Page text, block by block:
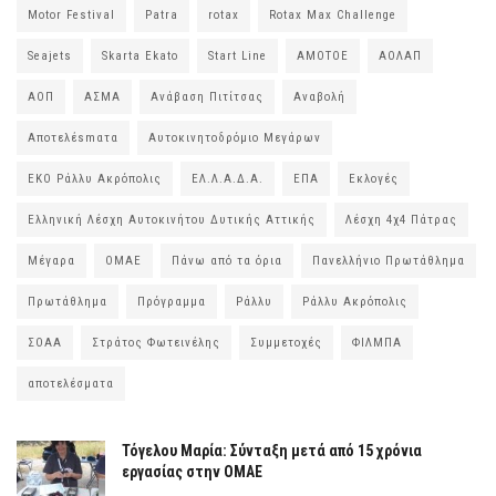
Motor Festival Patra rotax Rotax Max Challenge
Seajets Skarta Ekato Start Line ΑΜΟΤΟΕ ΑΟΛΑΠ
ΑΟΠ ΑΣΜΑ Ανάβαση Πιτίτσας Αναβολή
Αποτελέsmατα Αυτοκινητοδρόμιο Μεγάρων
ΕΚΟ Ράλλυ Ακρόπολις ΕΛ.Λ.Α.Δ.Α. ΕΠΑ Εκλογές
Ελληνική Λέσχη Αυτοκινήτου Δυτικής Αττικής Λέσχη 4χ4 Πάτρας
Μέγαρα ΟΜΑΕ Πάνω από τα όρια Πανελλήνιο Πρωτάθλημα
Πρωτάθλημα Πρόγραμμα Ράλλυ Ράλλυ Ακρόπολις
ΣΟΑΑ Στράτος Φωτεινέλης Συμμετοχές ΦΙΛΜΠΑ
αποτελέσματα
Τόγελου Μαρία: Σύνταξη μετά από 15 χρόνια
εργασίας στην ΟΜΑΕ